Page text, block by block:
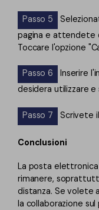
Passo 5
pagina e attendete
Toccare l'opzione
Passo 6
Inserire
desidera utilizzare e
Passo 7 Scrivete
Conclusioni
La posta
rimanere,
distanza. Se volete
la collaborazione